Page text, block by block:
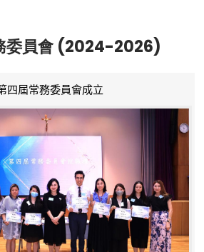
委員會 (2024-2026)
四屆常務委員會成立